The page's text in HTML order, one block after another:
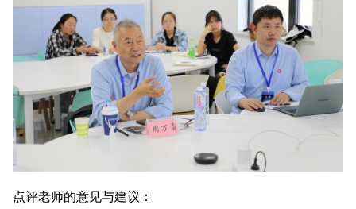
点评老师的意见与建议：